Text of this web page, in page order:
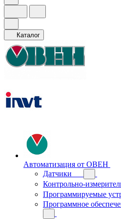
Каталог
Автоматизация от ОВЕН
Датчики
Контрольно-
Программируемые
Программное